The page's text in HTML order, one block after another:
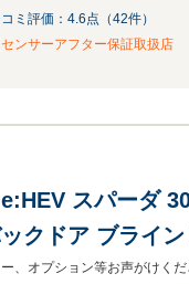
ミ評価： 4.6点（42件）
ンサーアフター保証取扱店
スパーダ
クドア ブライ
ライドドア ホ